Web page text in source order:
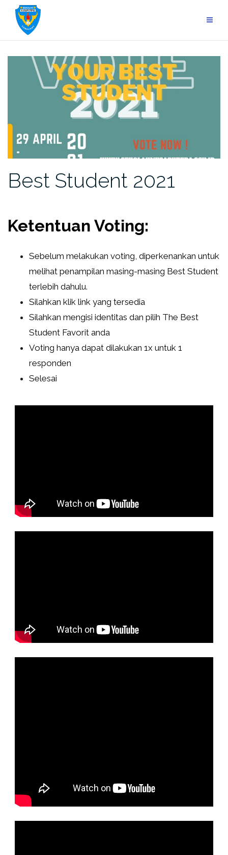
content
Best Student 2021
Ketentuan Voting:
Sebelum melakukan voting, diperkenankan untuk
melihat penampilan masing-masing Best Student
terlebih dahulu.
Silahkan klik link yang tersedia
Silahkan mengisi identitas dan pilih The Best
Student Favorit anda
Voting hanya dapat dilakukan 1x untuk 1
responden
Selesai